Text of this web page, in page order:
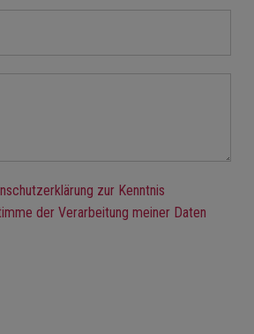
zur Kenntnis
der Verarbeitung meiner Daten